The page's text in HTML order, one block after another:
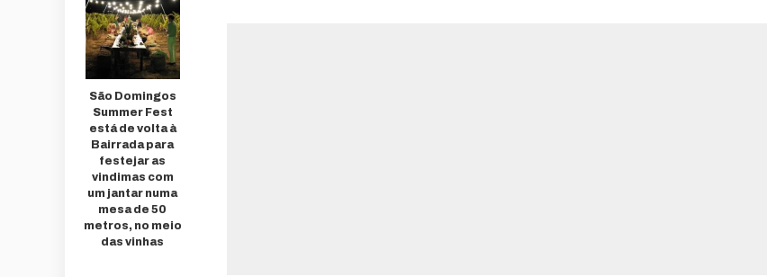
São Domingos
Summer Fest
está de volta à
Bairrada para
festejar as
vindimas com
um jantar numa
mesa de 50
metros, no meio
das vinhas